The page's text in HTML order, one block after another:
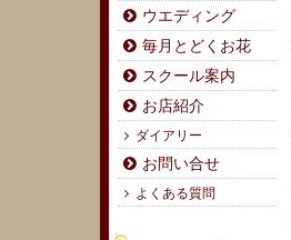
ウエディング
毎月とどくお花
スクール案内
お店紹介
ダイアリー
お問い合せ
よくある質問